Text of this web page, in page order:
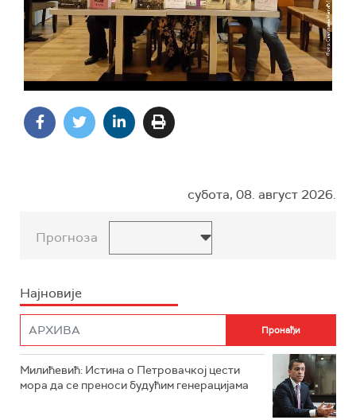
субота, 08. август 2026.
Прогноза
Најновије
Милићевић: Истина о Петровачкој цести
мора да се преноси будућим генерацијама